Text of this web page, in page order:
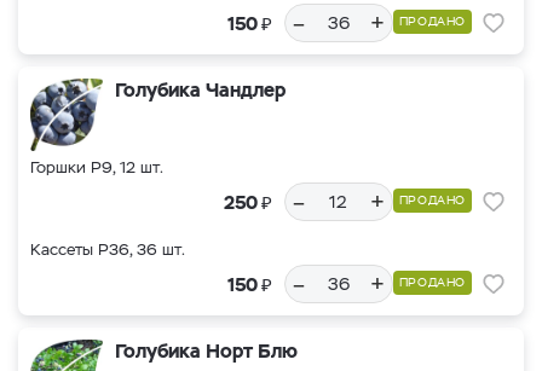
150₽ – + ПРОДАНО
Голубика Чандлер
Горшки Р9, 12 шт.
250₽ – + ПРОДАНО
Кассеты Р36, 36 шт.
150₽ – + ПРОДАНО
Голубика Норт Блю